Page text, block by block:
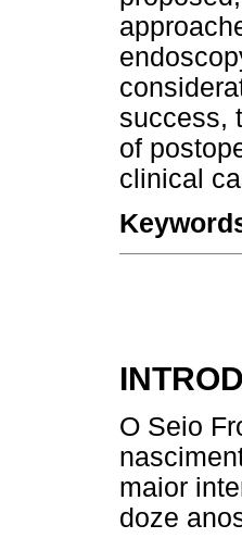
success,
of
clinical
O Seio
maior
doze